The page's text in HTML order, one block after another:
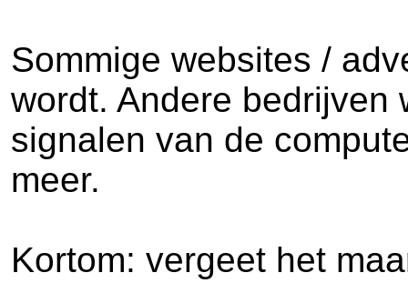
Sommige websites /
wordt. Andere bedrijven
signalen van de
meer.
Kortom: vergeet het